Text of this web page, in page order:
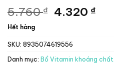
5.760₫ Giá
là:
5.760 ₫.
4.320 ₫Giá
tại
Hết hàng
SKU: 8935074619556
Danh mục: Bổ Vitamin khoáng chất